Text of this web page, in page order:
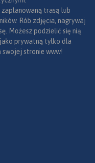
trasą lub
Rób zdjęcia, nagrywaj
Możesz podzielić się nią
jako prywatną tylko dla
swojej stronie www!